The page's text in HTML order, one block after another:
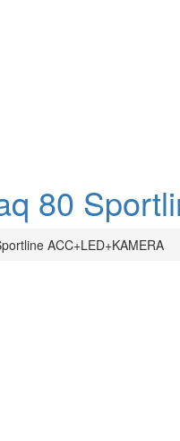
80
ACC+LED+KAMERA